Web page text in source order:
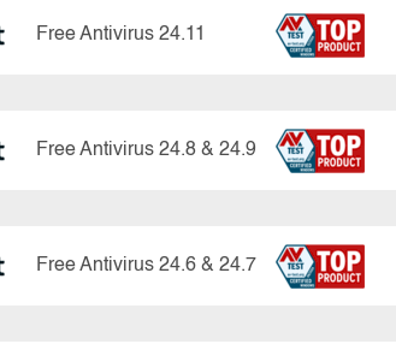
Free Antivirus 24.11
Free Antivirus 24.8 & 24.9
Free Antivirus 24.6 & 24.7